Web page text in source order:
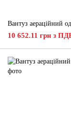
Вантуз аераційний
10 652.11 грн з